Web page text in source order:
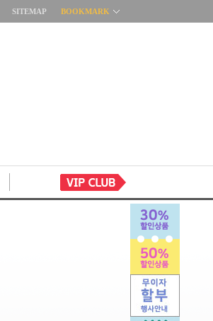
SITEMAP BOOKMARK